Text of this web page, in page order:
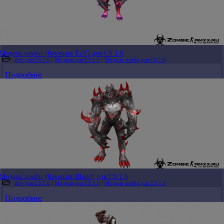
Модель зомби (Revenant EzY) для CS 1.6
Все для CS 1.6 / Модели для CS 1.6 / Модели зомби для CS 1.6
Подробнее
Модель зомби (Revenant Blood) для CS 1.6
Все для CS 1.6 / Модели для CS 1.6 / Модели зомби для CS 1.6
Подробнее